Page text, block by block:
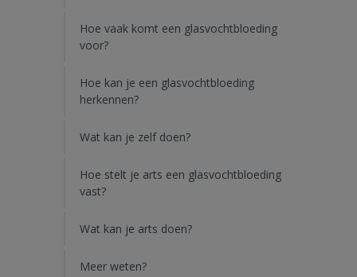
Hoe vaak komt een glasvochtbloeding
voor?
Hoe kan je een glasvochtbloeding
herkennen?
Wat kan je zelf doen?
Hoe stelt je arts een glasvochtbloeding
vast?
Wat kan je arts doen?
Meer weten?